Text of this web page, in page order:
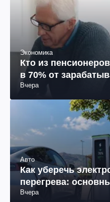
Экономика
Кто из
в 70% от
Вчера
Авто
Как уберечь
перегрева:
Вчера